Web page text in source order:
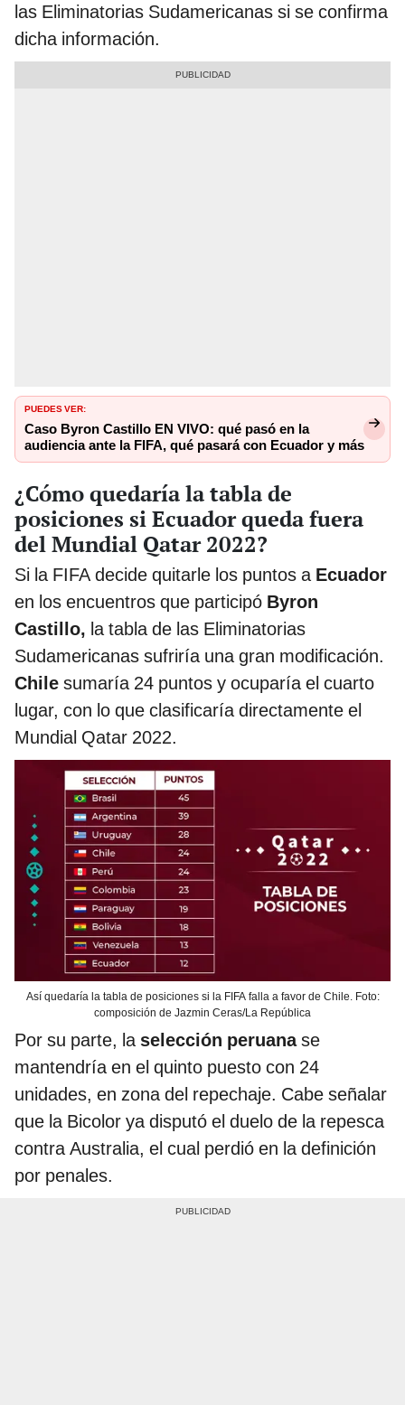
las Eliminatorias Sudamericanas si se confirma
dicha información.
PUEDES VER:
Caso Byron Castillo EN VIVO: qué pasó en la
audiencia ante la FIFA, qué pasará con Ecuador y más
¿Cómo quedaría la tabla de
posiciones si Ecuador queda fuera
del Mundial Qatar 2022?
Si la FIFA decide quitarle los puntos a Ecuador
en los encuentros que participó Byron
Castillo, la tabla de las Eliminatorias
Sudamericanas sufriría una gran modificación.
Chile sumaría 24 puntos y ocuparía el cuarto
lugar, con lo que clasificaría directamente el
Mundial Qatar 2022.
Así quedaría la tabla de posiciones si la FIFA falla a favor de Chile. Foto:
composición de Jazmin Ceras/La República
Por su parte, la selección peruanase
mantendría en el quinto puesto con 24
unidades, en zona del repechaje. Cabe señalar
que la Bicolor ya disputó el duelo de la repesca
contra Australia, el cual perdió en la definición
por penales.